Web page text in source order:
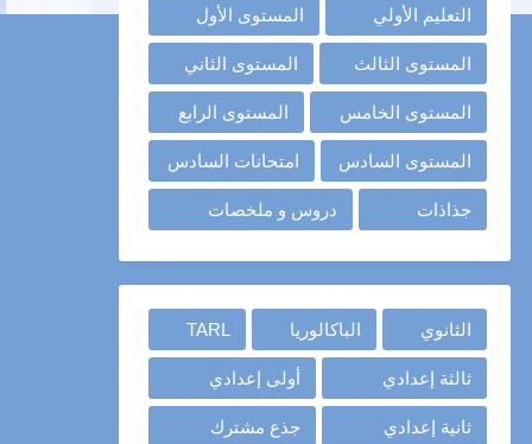
التعليم الأولي المستوى الأول
المستوى الثالث المستوى الثاني
المستوى الخامس المستوى الرابع
المستوى السادس امتحانات السادس
جذاذات دروس و ملخصات
الثانوي الباكالوريا TARL
ثالثة إعدادي أولى إعدادي
ثانية إعدادي جذع مشترك